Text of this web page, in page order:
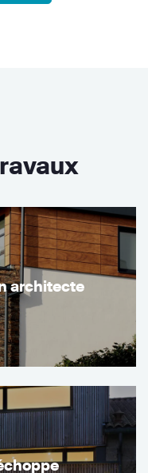
architecte